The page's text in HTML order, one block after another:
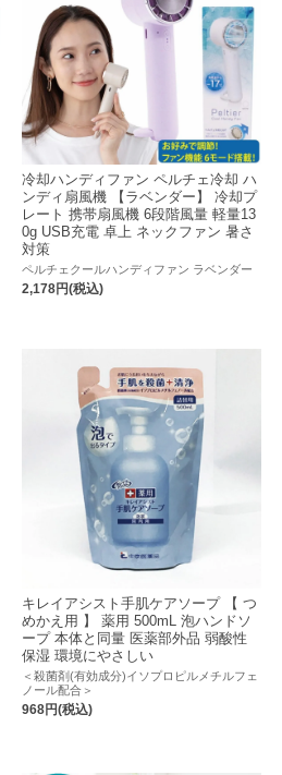
冷却ハンディファン ペルチェ冷却 ハ
ンディ扇風機 【ラベンダー】 冷却プ
レート 携帯扇風機 6段階風量 軽量13
0g USB充電 卓上 ネックファン 暑さ
対策
ペルチェクールハンディファン ラベンダー
2,178円(税込)
キレイアシスト手肌ケアソープ 【 つ
めかえ用 】 薬用 500mL 泡ハンドソ
ープ 本体と同量 医薬部外品 弱酸性
保湿 環境にやさしい
＜殺菌剤(有効成分)イソプロピルメチルフェ
ノール配合＞
968円(税込)